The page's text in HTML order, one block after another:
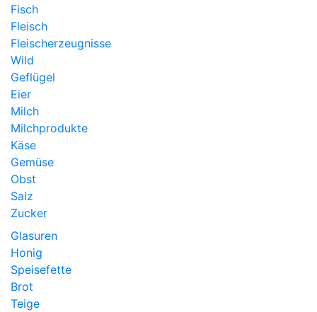
Fisch
Fleisch
Fleischerzeugnisse
Wild
Geflügel
Eier
Milch
Milchprodukte
Käse
Gemüse
Obst
Salz
Zucker
Glasuren
Honig
Speisefette
Brot
Teige